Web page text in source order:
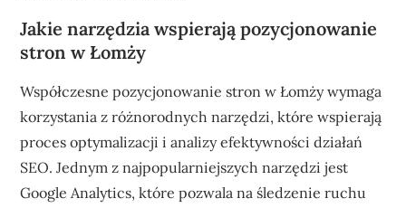
Jakie narzędzia wspierają pozycjonowanie
stron w Łomży
Współczesne pozycjonowanie stron w Łomży wymaga
korzystania z różnorodnych narzędzi, które wspierają
proces optymalizacji i analizy efektywności działań
SEO. Jednym z najpopularniejszych narzędzi jest
Google Analytics, które pozwala na śledzenie ruchu